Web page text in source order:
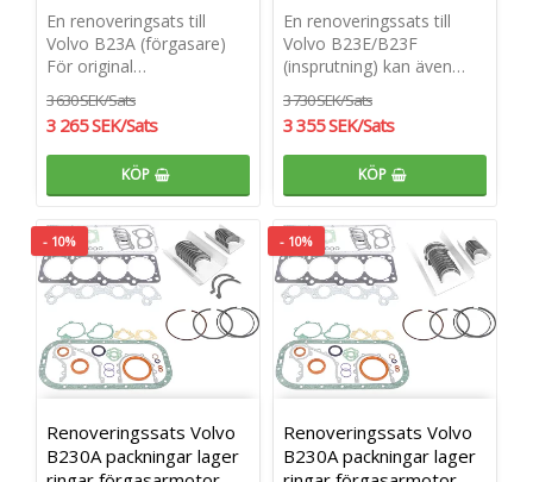
En renoveringsats till
Volvo B23A (förgasare)
För original…
3 630 SEK/Sats
3 265 SEK/Sats
KÖP
En renoveringssats till
Volvo B23E/B23F
(insprutning) kan även…
3 730 SEK/Sats
3 355 SEK/Sats
KÖP
- 10%
Renoveringssats Volvo
B230A packningar lager
- 10%
Renoveringssats Volvo
B230A packningar lager